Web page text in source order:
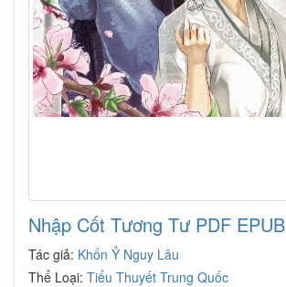
Nhập Cốt Tương Tư PDF EPUB
Tác giả: Khốn Ỷ Nguy Lâu
Thể Loại: Tiểu Thuyết Trung Quốc